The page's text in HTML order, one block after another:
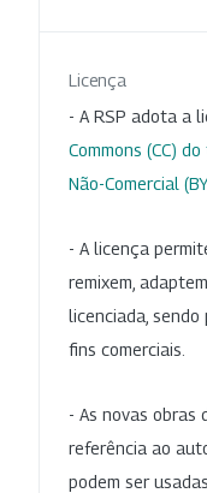
Licença
- A RSP adota a
Commons (CC)
Não-Comercial
- A licença
remixem,
licenciada, sendo
fins comerciais.
- As novas obras
referência ao
podem ser